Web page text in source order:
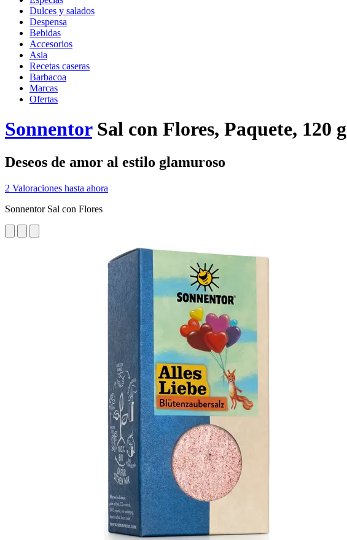
Dulces y salados
Despensa
Bebidas
Accesorios
Asia
Recetas caseras
Barbacoa
Marcas
Ofertas
SonnentorSal con Flores, Paquete, 120 g
Deseos de amor al estilo glamuroso
2 Valoraciones hasta ahora
Sonnentor Sal con Flores